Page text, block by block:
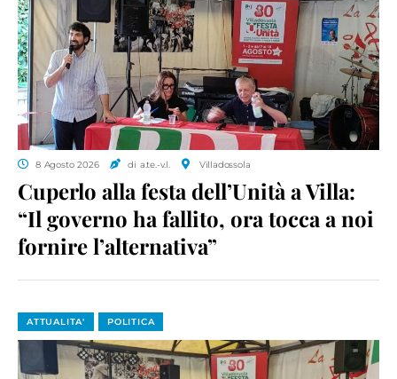
8 Agosto 2026 di a.te.-v.l. Villadossola
Cuperlo alla festa dell’Unità a Villa:
“Il governo ha fallito, ora tocca a noi
fornire l’alternativa”
ATTUALITA' POLITICA